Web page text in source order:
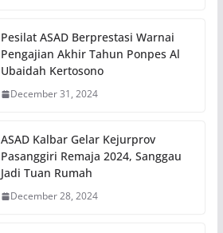
Pesilat ASAD Berprestasi Warnai
Pengajian Akhir Tahun Ponpes Al
Ubaidah Kertosono
December 31, 2024
ASAD Kalbar Gelar Kejurprov
Pasanggiri Remaja 2024, Sanggau
Jadi Tuan Rumah
December 28, 2024